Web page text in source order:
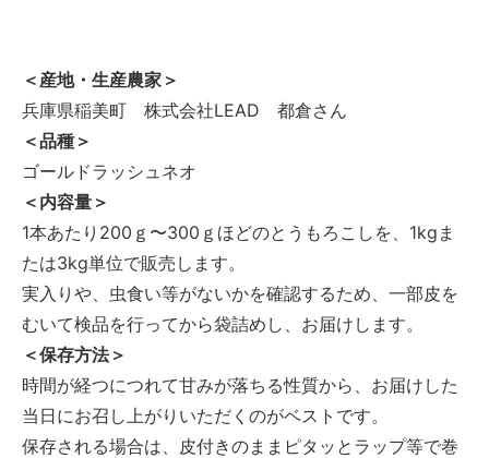
＜産地・生産農家＞
兵庫県稲美町 株式会社LEAD 都倉さん
＜品種＞
ゴールドラッシュネオ
＜内容量＞
1本あたり200ｇ〜300ｇほどのとうもろこしを、1kgま
たは3kg単位で販売します。
実入りや、虫食い等がないかを確認するため、一部皮を
むいて検品を行ってから袋詰めし、お届けします。
＜保存方法＞
時間が経つにつれて甘みが落ちる性質から、お届けした
当日にお召し上がりいただくのがベストです。
保存される場合は、皮付きのままピタッとラップ等で巻